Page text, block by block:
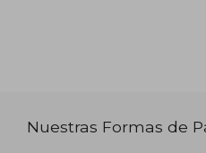
Nuestras Formas de